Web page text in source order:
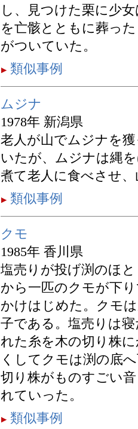
し、見つけた栗に少
を亡骸とともに葬っ
がついていた。
類似事例
ムジナ
1978年 新潟県
老人が山でムジナを
いたが、ムジナは縄
煮て老人に食べさせ
類似事例
クモ
1985年 香川県
塩売りが投げ渕のほ
から一匹のクモが下
かけはじめた。クモ
子である。塩売りは
れた糸を木の切り株
くしてクモは渕の底
切り株がものすごい
れていった。
類似事例